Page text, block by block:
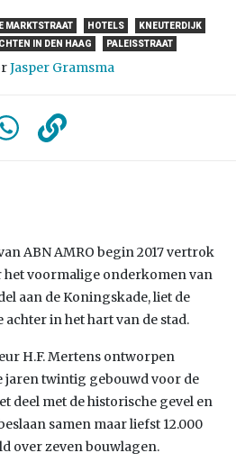
MARKTSTRAAT HOTELS
KNEUTERDIJK
IN DEN HAAG PALEISSTRAAT
Jasper Gramsma
ABN AMRO begin 2017 vertrok
het voormalige onderkomen van
aan de Koningskade, liet de
in het hart van de stad.
H.F. Mertens ontworpen
jaren twintig gebouwd voor de
deel met de historische gevel en
samen maar liefst 12.000
over zeven bouwlagen.